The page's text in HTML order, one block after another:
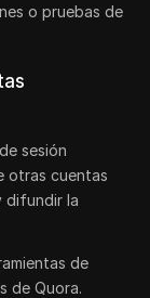
o pruebas de
sesión
otras cuentas
difundir la
de
de Quora.